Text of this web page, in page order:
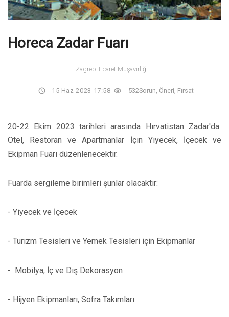
Horeca Zadar Fuarı
Zagrep Ticaret Müşavirliği
15 Haz 2023 17:58 532Sorun, Öneri, Fırsat
20-22 Ekim 2023 tarihleri arasında Hırvatistan Zadar'da
Otel, Restoran ve Apartmanlar İçin Yiyecek, İçecek ve
Ekipman Fuarı düzenlenecektir.
Fuarda sergileme birimleri şunlar olacaktır:
- Yiyecek ve İçecek
- Turizm Tesisleri ve Yemek Tesisleri için Ekipmanlar
- Mobilya, İç ve Dış Dekorasyon
- Hijyen Ekipmanları, Sofra Takımları